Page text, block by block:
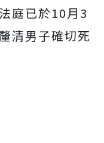
庭已於10月3
清男子確切死